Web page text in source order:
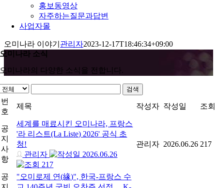
홍보동영상
자주하는질문과답변
사업자몰
오미나라 이야기 관리자2023-12-17T18:46:34+09:00
오미나라 소식
오미나라의 다양한 소식을 전합니다.
검색
번
호
제목 작성자 작성일 조회
공
지
사
항
세계를 매료시킨 오미나라, 프랑스
'라 리스트(La Liste) 2026' 공식 초
청!
관리자
2026.06.26
217
관리자 2026.06.26 217
공
"오미로제 연(緣)", 한국-프랑스 수